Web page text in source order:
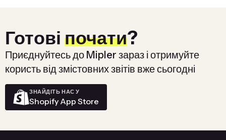
Готові почати?
Приєднуйтесь до Mipler зараз і отримуйте
користь від змістовних звітів вже сьогодні
ЗНАЙДІТЬ НАС У
Shopify App Store